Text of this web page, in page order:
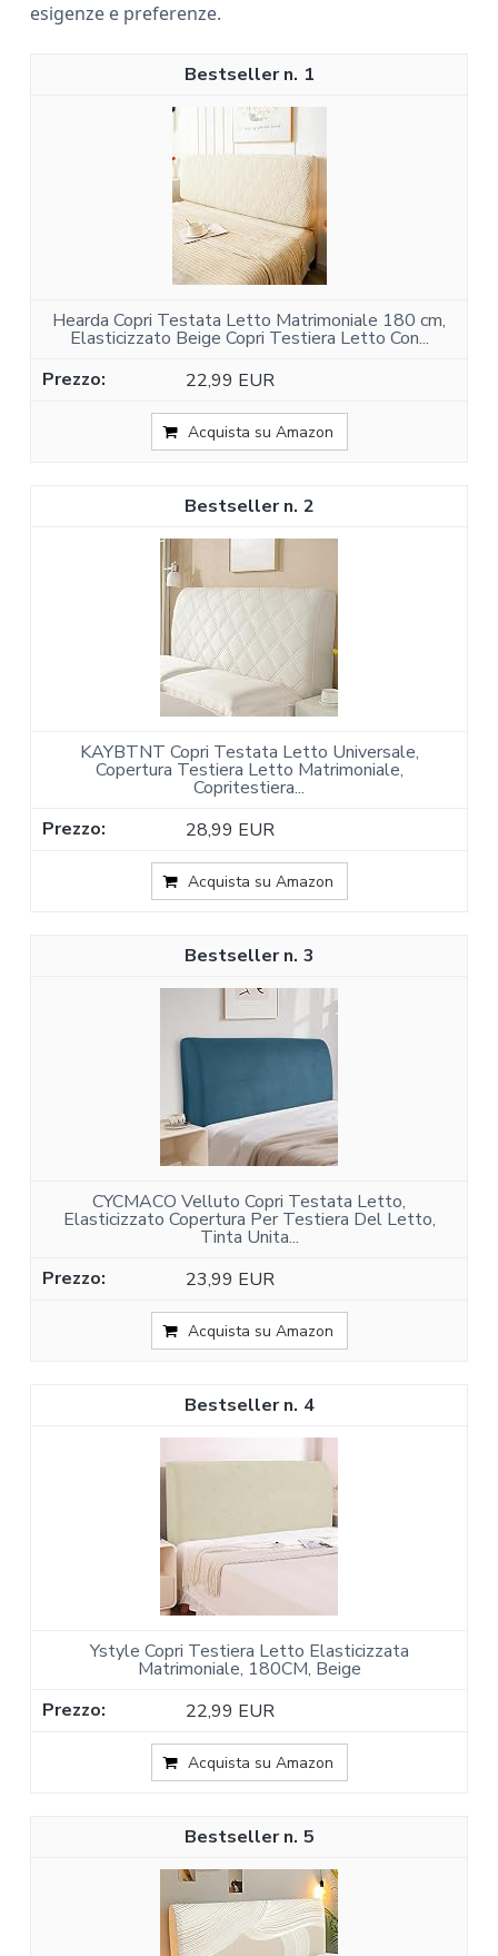
esigenze e preferenze.
1
Hearda Copri Testata Letto Matrimoniale 180 cm,
Elasticizzato Beige Copri Testiera Letto Con...
22,99 EUR
Acquista su Amazon
2
KAYBTNT Copri Testata Letto Universale,
Copertura Testiera Letto Matrimoniale,
Copritestiera...
28,99 EUR
Acquista su Amazon
3
CYCMACO Velluto Copri Testata Letto,
Elasticizzato Copertura Per Testiera Del Letto,
Tinta Unita...
23,99 EUR
Acquista su Amazon
4
Ystyle Copri Testiera Letto Elasticizzata
Matrimoniale, 180CM, Beige
22,99 EUR
Acquista su Amazon
5